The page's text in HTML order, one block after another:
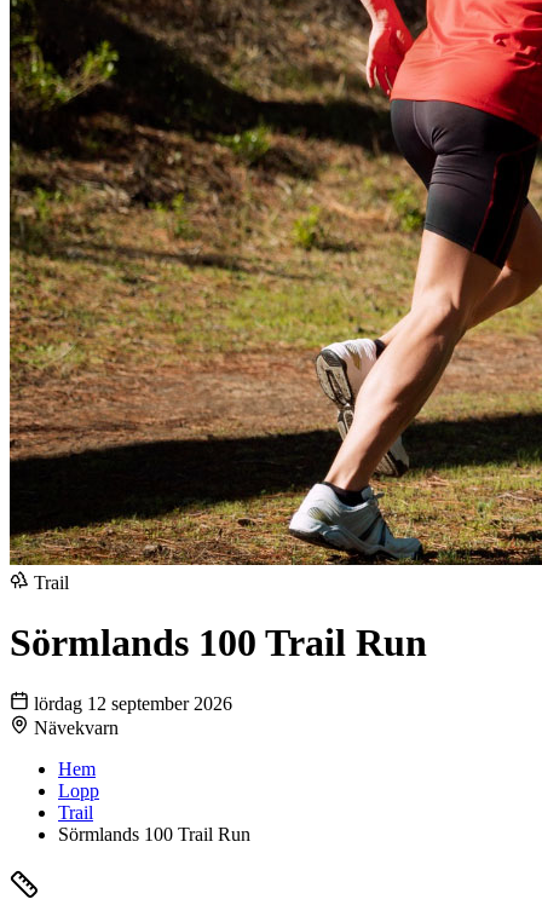
Trail
Sörmlands 100 Trail Run
lördag 12 september 2026
Nävekvarn
Hem
Lopp
Trail
Sörmlands 100 Trail Run